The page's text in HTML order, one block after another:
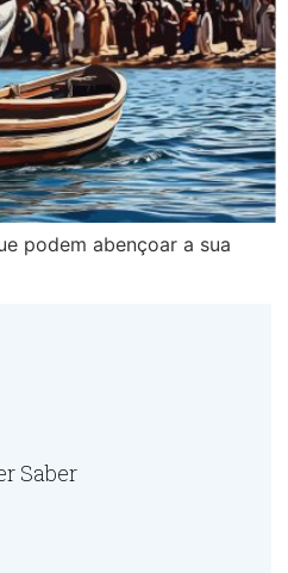
podem abençoar a sua
Saber